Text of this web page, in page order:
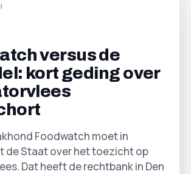
versus de
kort geding over
Foodwatch moet in
de Staat over het toezicht op
Dat heeft de rechtbank in Den